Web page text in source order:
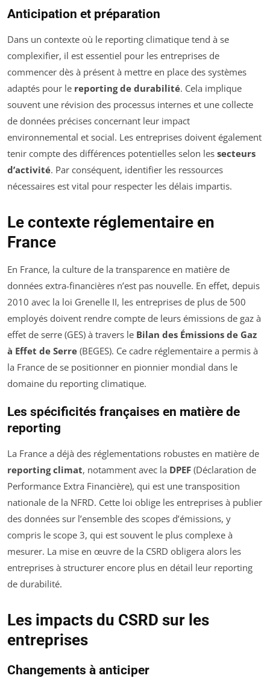
Anticipation et préparation
Dans un contexte où le reporting climatique tend à se
complexifier, il est essentiel pour les entreprises de
commencer dès à présent à mettre en place des systèmes
adaptés pour le reporting de durabilité. Cela implique
souvent une révision des processus internes et une collecte
de données précises concernant leur impact
environnemental et social. Les entreprises doivent également
tenir compte des différences potentielles selon les secteurs
d’activité. Par conséquent, identifier les ressources
nécessaires est vital pour respecter les délais impartis.
Le contexte réglementaire en
France
En France, la culture de la transparence en matière de
données extra-financières n’est pas nouvelle. En effet, depuis
2010 avec la loi Grenelle II, les entreprises de plus de 500
employés doivent rendre compte de leurs émissions de gaz à
effet de serre (GES) à travers le Bilan des Émissions de Gaz
à Effet de Serre (BEGES). Ce cadre réglementaire a permis à
la France de se positionner en pionnier mondial dans le
domaine du reporting climatique.
Les spécificités françaises en matière de
reporting
La France a déjà des réglementations robustes en matière de
reporting climat, notamment avec la DPEF (Déclaration de
Performance Extra Financière), qui est une transposition
nationale de la NFRD. Cette loi oblige les entreprises à publier
des données sur l’ensemble des scopes d’émissions, y
compris le scope 3, qui est souvent le plus complexe à
mesurer. La mise en œuvre de la CSRD obligera alors les
entreprises à structurer encore plus en détail leur reporting
de durabilité.
Les impacts du CSRD sur les
entreprises
Changements à anticiper